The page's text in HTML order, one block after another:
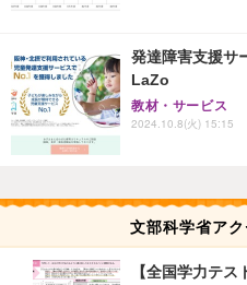
発達障害支援サ
LaZo
教材・サービス
2024.10.8(火) 15:15
文部科学省ア
【全国学力テ